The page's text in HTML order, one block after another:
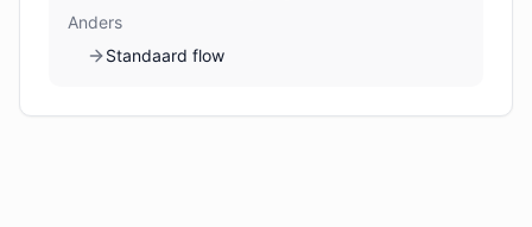
Anders
Standaard flow